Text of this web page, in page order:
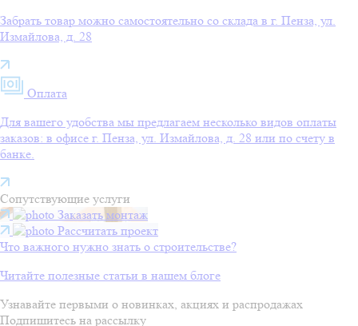
Забрать товар можно самостоятельно со склада в г. Пенза, ул.
Измайлова, д. 28
Оплата
Для вашего удобства мы предлагаем несколько видов оплаты
заказов: в офисе г. Пенза, ул. Измайлова, д. 28 или по счету в
банке.
Сопутствующие услуги
Заказать монтаж
Рассчитать проект
Что важного нужно знать о строительстве?
Читайте полезные статьи в нашем блоге
Узнавайте первыми о новинках, акциях и распродажах
Подпишитесь на рассылку